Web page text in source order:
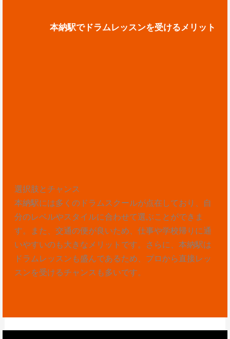
本納駅でドラムレッスンを受けるメリット
選択肢とチャンス
本納駅には多くのドラムスクールが点在しており、自
分のレベルやスタイルに合わせて選ぶことができま
す。また、交通の便が良いため、仕事や学校帰りに通
いやすいのも大きなメリットです。さらに、本納駅は
ドラムレッスンも盛んであるため、プロから直接レッ
スンを受けるチャンスも多いです。